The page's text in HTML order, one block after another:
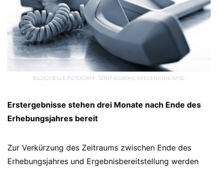
BILDQUELLE/FOTOGRAF: 123RF-6526945_M/ELENATHEWISE
Erstergebnisse stehen drei Monate nach Ende des
Erhebungsjahres bereit
Zur Verkürzung des Zeitraums zwischen Ende des
Erhebungsjahres und Ergebnisbereitstellung werden